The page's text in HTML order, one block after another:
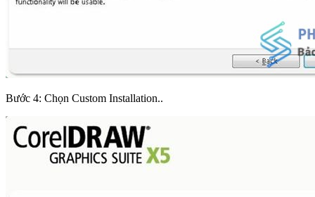
Bước 4: Chọn Custom Installation..